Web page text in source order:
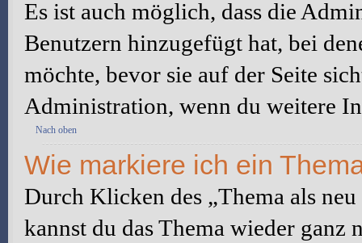
Es ist auch möglich, dass die
Benutzern hinzugefügt hat, bei
möchte, bevor sie auf der Seite
Administration, wenn du weitere
Nach oben
Wie markiere ich ein
Durch Klicken des „Thema als
kannst du das Thema wieder ganz